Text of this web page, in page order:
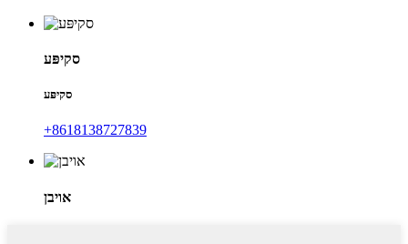
סקיפּע
סקיפּע
+8618138727839
אויבן